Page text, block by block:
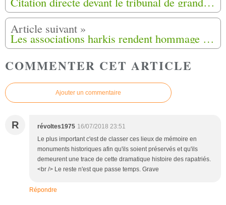
Les associations harkis rendent hommage aux musulmans enterrés sur l'île Sainte-Marguerite à Cannes (06)
COMMENTER CET ARTICLE
Ajouter un commentaire
R révoltes1975 16/07/2018 23:51
Le plus important c'est de classer ces lieux de mémoire en
monuments historiques afin qu'ils soient préservés et qu'ils
demeurent une trace de cette dramatique histoire des rapatriés.
<br /> Le reste n'est que passe temps. Grave
Répondre